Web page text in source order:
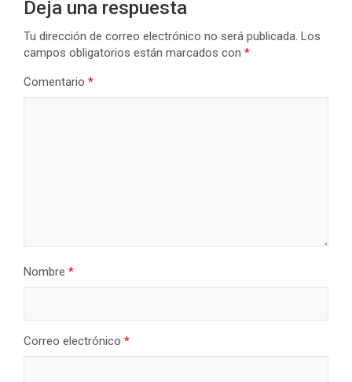
Deja una respuesta
Tu dirección de correo electrónico no será publicada. Los
campos obligatorios están marcados con *
Comentario *
Nombre *
Correo electrónico *